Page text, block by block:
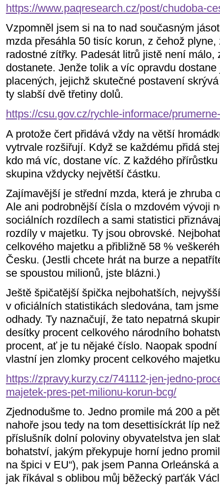
https://www.paqresearch.cz/post/chudoba-
Vzpomněl jsem si na to nad současným
mzda přesáhla 50 tisíc korun, z čehož
radostné zítřky. Padesát litrů jistě není málo,
dostanete. Jenže tolik a víc opravdu
placených, jejichž skutečné postavení
ty slabší dvě třetiny dolů.
https://csu.gov.cz/rychle-informace/
A protože čert přidává vždy na větší
vytrvale rozšiřují. Když se každému přidá
kdo má víc, dostane víc. Z každého
skupina vždycky největší částku.
Zajímavější je střední mzda, která je zhruba
Ale ani podrobnější čísla o mzdovém vývoji
sociálních rozdílech a sami statistici
rozdíly v majetku. Ty jsou obrovské.
celkového majetku a přibližně 58 %
Česku. (Jestli chcete hrát na burze a
se spoustou milionů, jste blázni.)
Ještě špičatější špička nejbohatších,
v oficiálních statistikách sledována, tam
odhady. Ty naznačují, že tato nepatrná
desítky procent celkového národního
procent, ať je tu nějaké číslo. Naopak
vlastní jen zlomky procent celkového
https://zpravy.kurzy.cz/741112-jen-jedno-
majetek-pres-pet-milionu-korun-bcg/
Zjednodušme to. Jedno promile má 200 a
nahoře jsou tedy na tom desettisíckrát líp
příslušník dolní poloviny obyvatelstva jen
bohatství, jakým překypuje horní jedno
na špici v EU“), pak jsem Panna Orleánská
jak říkával s oblibou můj běžecký parťák